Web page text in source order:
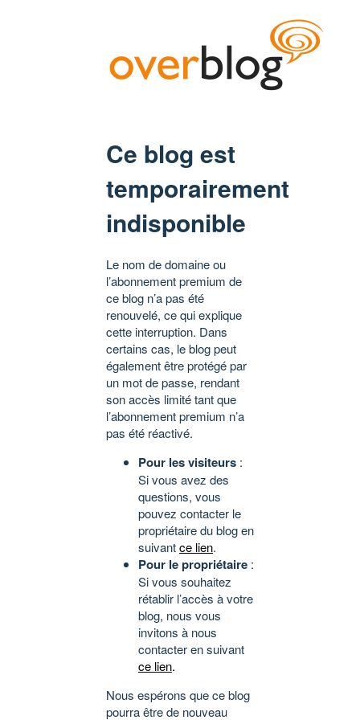
Ce blog est
temporairement
indisponible
Le nom de domaine ou
l’abonnement premium de
ce blog n’a pas été
renouvelé, ce qui explique
cette interruption. Dans
certains cas, le blog peut
également être protégé par
un mot de passe, rendant
son accès limité tant que
l’abonnement premium n’a
pas été réactivé.
Pour les visiteurs :
Si vous avez des
questions, vous
pouvez contacter le
propriétaire du blog en
suivantce lien.
Pour le propriétaire :
Si vous souhaitez
rétablir l’accès à votre
blog, nous vous
invitons à nous
contacter en suivant
ce lien.
Nous espérons que ce blog
pourra être de nouveau